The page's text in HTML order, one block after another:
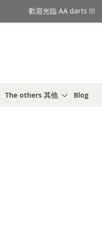
歡迎光臨 AA darts !!!
The others 其他 Blog